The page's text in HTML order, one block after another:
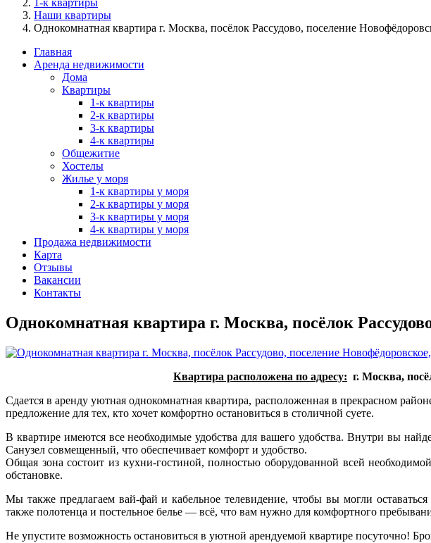
1-к квартиры
Наши квартиры
Однокомнатная квартира г. Москва, посёлок Рассудово, поселение
Главная
Аренда недвижимости
Дома
Квартиры
1-к квартиры
2-к квартиры
3-к квартиры
4-к квартиры
Общежитие
Хостелы
Жилье у моря
1-к квартиры у моря
2-к квартиры у моря
3-к квартиры у моря
4-к квартиры у моря
Продажа недвижимости
Карта
Отзывы
Вакансии
Контакты
Однокомнатная квартира г. Москва, посёлок
Квартира расположена по адресу: г. Москва,
Сдается в аренду уютная однокомнатная квартира, расположенная в прекрасном
предложение для тех, кто хочет комфортно остановиться в столичной суете.
В квартире имеются все необходимые удобства для вашего удобства. Внутри вы
Санузел совмещенный, что обеспечивает комфорт и удобство.
Общая зона состоит из кухни-гостиной, полностью оборудованной всей
обстановке.
Мы также предлагаем вай-фай и кабельное телевидение, чтобы вы могли
также полотенца и постельное белье — всё, что вам нужно для комфортного
Не упустите возможность остановиться в уютной арендуемой квартире посуточно!